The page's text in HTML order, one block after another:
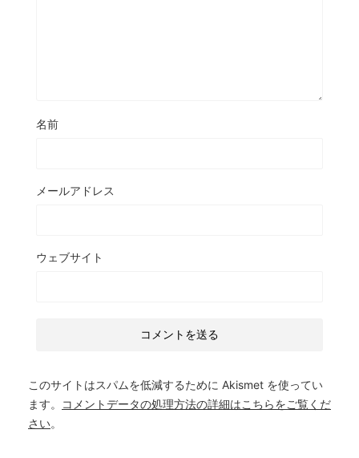
名前
メールアドレス
ウェブサイト
このサイトはスパムを低減するために Akismet を使ってい
ます。
コメントデータの処理方法の詳細はこちらをご覧くだ
さい。